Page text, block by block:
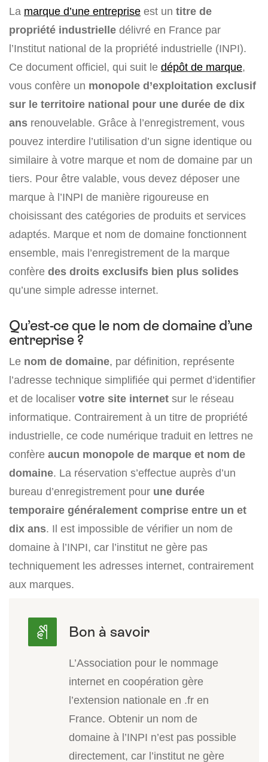
La marque d’une entreprise est un titre de
propriété industrielle délivré en France par
l’Institut national de la propriété industrielle (INPI).
Ce document officiel, qui suit le dépôt de marque,
vous confère un monopole d’exploitation exclusif
sur le territoire national pour une durée de dix
ans renouvelable. Grâce à l’enregistrement, vous
pouvez interdire l’utilisation d’un signe identique ou
similaire à votre marque et nom de domaine par un
tiers. Pour être valable, vous devez déposer une
marque à l’INPI de manière rigoureuse en
choisissant des catégories de produits et services
adaptés. Marque et nom de domaine fonctionnent
ensemble, mais l’enregistrement de la marque
confère des droits exclusifs bien plus solides
qu’une simple adresse internet.
Qu’est-ce que le nom de domaine d’une
entreprise ?
Le nom de domaine, par définition, représente
l’adresse technique simplifiée qui permet d’identifier
et de localiser votre site internet sur le réseau
informatique. Contrairement à un titre de propriété
industrielle, ce code numérique traduit en lettres ne
confère aucun monopole de marque et nom de
domaine. La réservation s’effectue auprès d’un
bureau d’enregistrement pour une durée
temporaire généralement comprise entre un et
dix ans. Il est impossible de vérifier un nom de
domaine à l’INPI, car l’institut ne gère pas
techniquement les adresses internet, contrairement
aux marques.
L’Association pour le nommage
internet en coopération gère
l’extension nationale en .fr en
France. Obtenir un nom de
domaine à l’INPI n’est pas possible
directement, car l’institut ne gère